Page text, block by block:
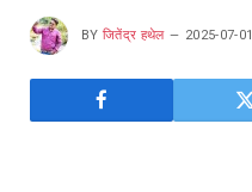
BY जितेंद्र हथेल 2025-07-01